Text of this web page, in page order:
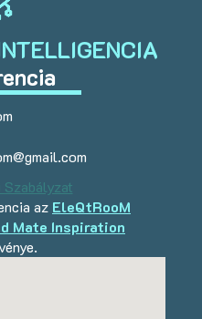
Szabályzat
az EleQtRooM
Mate Inspiration